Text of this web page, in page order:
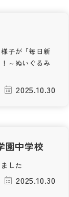
様子が「毎日新
～ぬいぐるみ
2025.10.30
園中学校
した
2025.10.30